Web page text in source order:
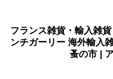
フランス雑貨・輸入雑
ンチガーリー 海外輸入
蚤の市 |